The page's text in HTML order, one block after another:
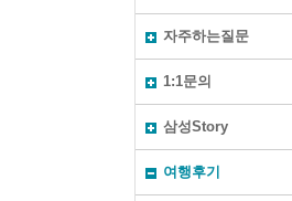
자주하는질문
1:1문의
삼성Story
여행후기